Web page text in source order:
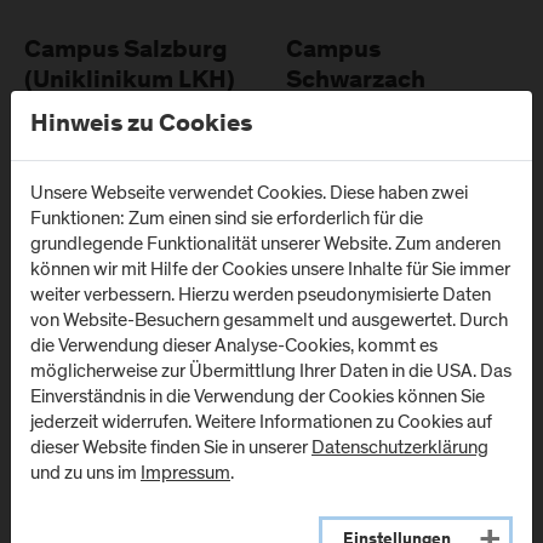
Campus Salzburg
(Uniklinikum LKH)
Müllner Hauptstraße 48
Anfahrt & Kontakt
Campus
Schwarzach
Schwarzenbergplatz 1
A-5620Schwarzach im
Pongau
Anfahrt & Kontakt
Newsletter
Hinweis zu Cookies
Unsere Webseite verwendet Cookies. Diese haben zwei
Funktionen: Zum einen sind sie erforderlich für die
grundlegende Funktionalität unserer Website. Zum anderen
können wir mit Hilfe der Cookies unsere Inhalte für Sie immer
weiter verbessern. Hierzu werden pseudonymisierte Daten
von Website-Besuchern gesammelt und ausgewertet. Durch
die Verwendung dieser Analyse-Cookies, kommt es
möglicherweise zur Übermittlung Ihrer Daten in die USA. Das
Einverständnis in die Verwendung der Cookies können Sie
jederzeit widerrufen. Weitere Informationen zu Cookies auf
dieser Website finden Sie in unsererDatenschutzerklärung
und zu uns im Impressum.